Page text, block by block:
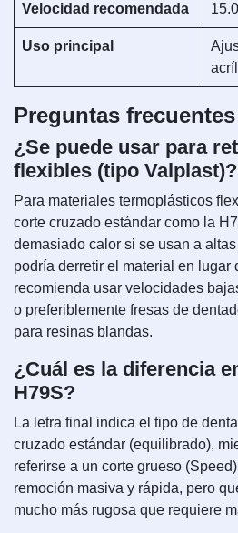
Velocidad recomendada
Uso principal
Preguntas
¿Se puede usar para
flexibles (tipo Valplast)?
Para materiales termoplásticos
corte cruzado estándar como la
demasiado calor si se usan a
podría derretir el material en lugar
recomienda usar velocidades
o preferiblemente fresas de
para resinas blandas.
¿Cuál es la diferencia
H79S?
La letra final indica el tipo de
cruzado estándar (equilibrado),
referirse a un corte grueso
remoción masiva y rápida, pero
mucho más rugosa que requiere